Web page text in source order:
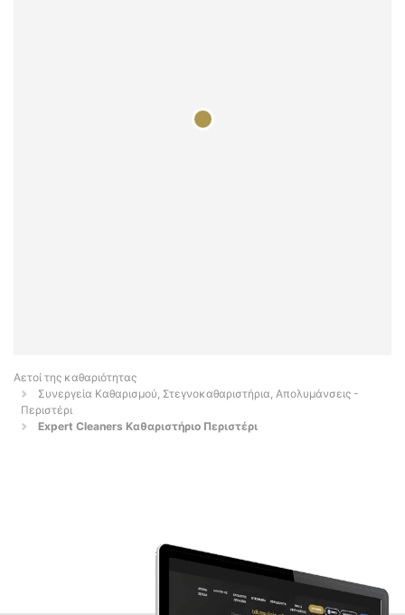
Αετοί της καθαριότητας
Συνεργεία Καθαρισμού, Στεγνοκαθαριστήρια, Απολυμάνσεις -
Περιστέρι
Expert Cleaners Καθαριστήριο Περιστέρι